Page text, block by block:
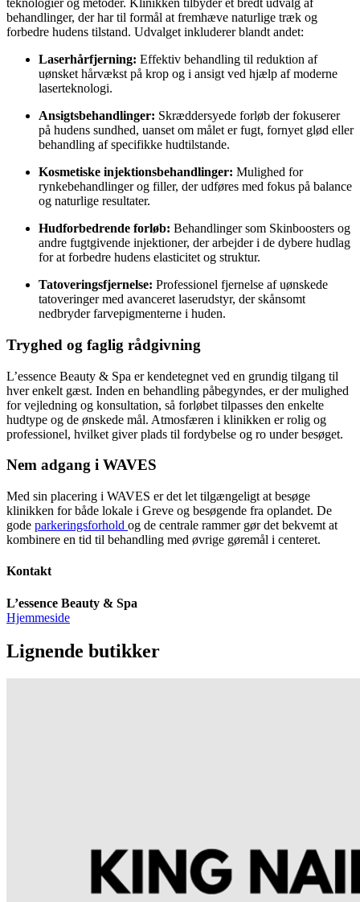
teknologier og metoder. Klinikken tilbyder et bredt udvalg af
behandlinger, der har til formål at fremhæve naturlige træk og
forbedre hudens tilstand. Udvalget inkluderer blandt andet:
Laserhårfjerning: Effektiv behandling til reduktion af
uønsket hårvækst på krop og i ansigt ved hjælp af moderne
laserteknologi.
Ansigtsbehandlinger: Skræddersyede forløb der fokuserer
på hudens sundhed, uanset om målet er fugt, fornyet glød eller
behandling af specifikke hudtilstande.
Kosmetiske injektionsbehandlinger: Mulighed for
rynkebehandlinger og filler, der udføres med fokus på balance
og naturlige resultater.
Hudforbedrende forløb: Behandlinger som Skinboosters og
andre fugtgivende injektioner, der arbejder i de dybere hudlag
for at forbedre hudens elasticitet og struktur.
Tatoveringsfjernelse: Professionel fjernelse af uønskede
tatoveringer med avanceret laserudstyr, der skånsomt
nedbryder farvepigmenterne i huden.
Tryghed og faglig rådgivning
L’essence Beauty & Spa er kendetegnet ved en grundig tilgang til
hver enkelt gæst. Inden en behandling påbegyndes, er der mulighed
for vejledning og konsultation, så forløbet tilpasses den enkelte
hudtype og de ønskede mål. Atmosfæren i klinikken er rolig og
professionel, hvilket giver plads til fordybelse og ro under besøget.
Nem adgang i WAVES
Med sin placering i WAVES er det let tilgængeligt at besøge
klinikken for både lokale i Greve og besøgende fra oplandet. De
gode parkeringsforhold og de centrale rammer gør det bekvemt at
kombinere en tid til behandling med øvrige gøremål i centeret.
Kontakt
L’essence Beauty & Spa
Hjemmeside
Lignende butikker